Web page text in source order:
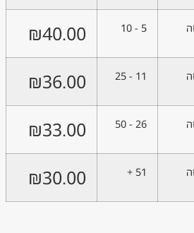
₪40.00
₪36.00
₪33.00
₪30.00